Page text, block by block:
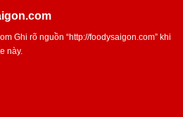
Ghi rõ nguồn “http://foodysaigon.com” khi
này.